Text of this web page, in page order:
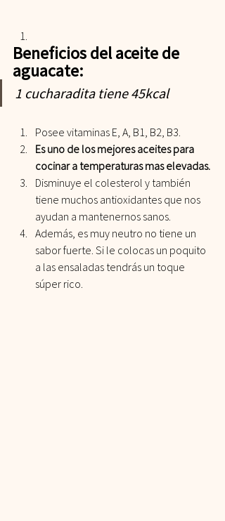
Beneficios del aceite de
aguacate:
1 cucharadita tiene 45kcal
Posee vitaminas E, A, B1, B2, B3.
Es uno de los mejores aceites para
cocinar a temperaturas mas elevadas.
Disminuye el colesterol y también
tiene muchos antioxidantes que nos
ayudan a mantenernos sanos.
Además, es muy neutro no tiene un
sabor fuerte. Si le colocas un poquito
a las ensaladas tendrás un toque
súper rico.